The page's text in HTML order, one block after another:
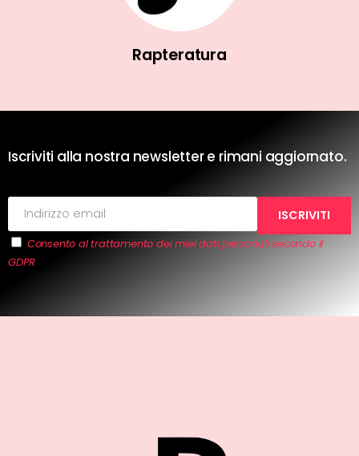
Rapteratura
Iscriviti alla nostra newsletter e rimani aggiornato.
Consento al trattamento dei miei dati personali secondo il
GDPR